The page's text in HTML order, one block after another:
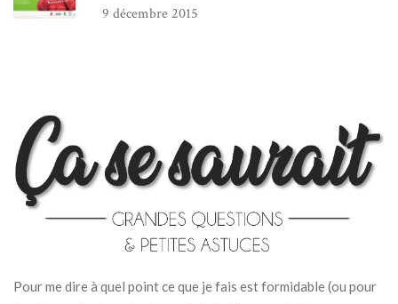
9 décembre 2015
Pour me dire à quel point ce que je fais est formidable (ou pour